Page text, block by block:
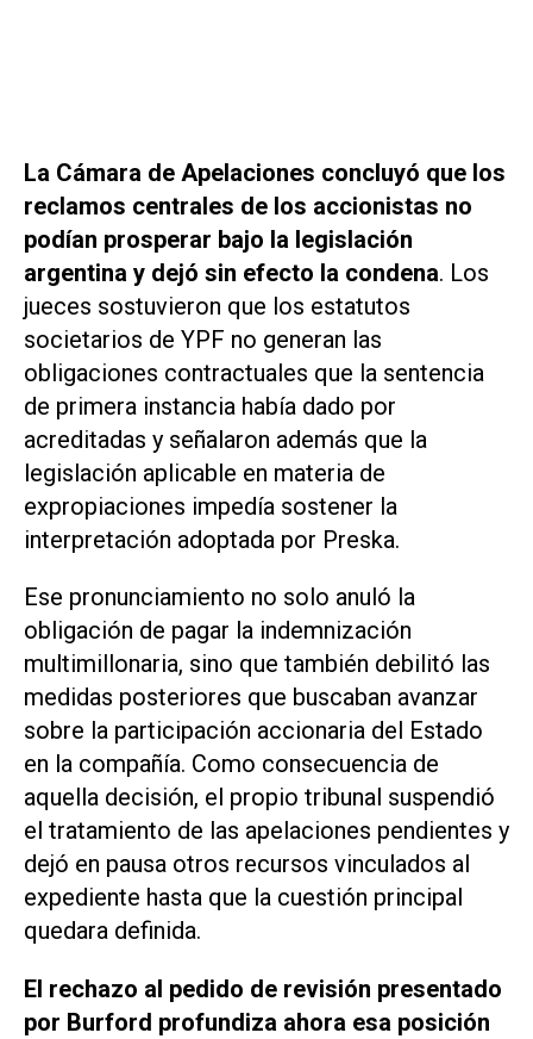
La Cámara de Apelaciones concluyó que los
reclamos centrales de los accionistas no
podían prosperar bajo la legislación
argentina y dejó sin efecto la condena. Los
jueces sostuvieron que los estatutos
societarios de YPF no generan las
obligaciones contractuales que la sentencia
de primera instancia había dado por
acreditadas y señalaron además que la
legislación aplicable en materia de
expropiaciones impedía sostener la
interpretación adoptada por Preska.
Ese pronunciamiento no solo anuló la
obligación de pagar la indemnización
multimillonaria, sino que también debilitó las
medidas posteriores que buscaban avanzar
sobre la participación accionaria del Estado
en la compañía. Como consecuencia de
aquella decisión, el propio tribunal suspendió
el tratamiento de las apelaciones pendientes y
dejó en pausa otros recursos vinculados al
expediente hasta que la cuestión principal
quedara definida.
El rechazo al pedido de revisión presentado
por Burford profundiza ahora esa posición